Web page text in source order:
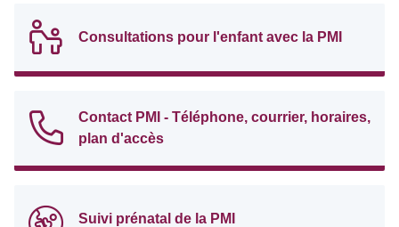
Consultations pour l'enfant avec la PMI
Contact PMI - Téléphone, courrier, horaires,
plan d'accès
Suivi prénatal de la PMI